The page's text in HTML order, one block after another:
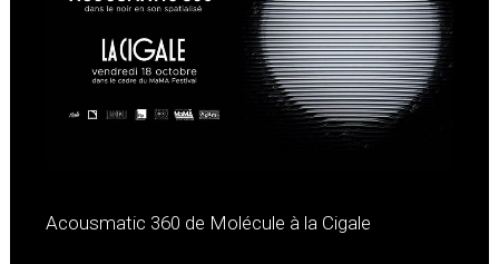
Acousmatic 360 de Molécule à la Cigale